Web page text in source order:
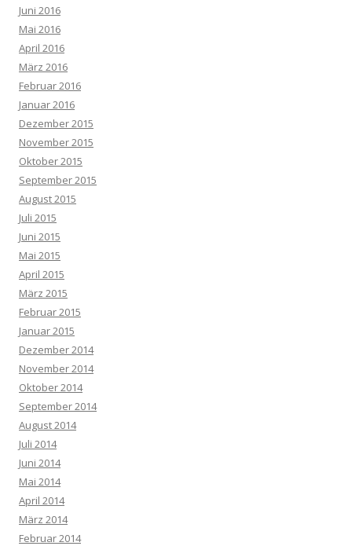
Juni 2016
Mai 2016
April 2016
März 2016
Februar 2016
Januar 2016
Dezember 2015
November 2015
Oktober 2015
September 2015
August 2015
Juli 2015
Juni 2015
Mai 2015
April 2015
März 2015
Februar 2015
Januar 2015
Dezember 2014
November 2014
Oktober 2014
September 2014
August 2014
Juli 2014
Juni 2014
Mai 2014
April 2014
März 2014
Februar 2014